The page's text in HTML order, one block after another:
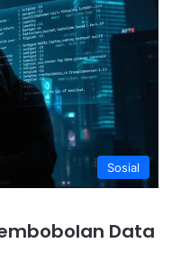
Sosial
Data